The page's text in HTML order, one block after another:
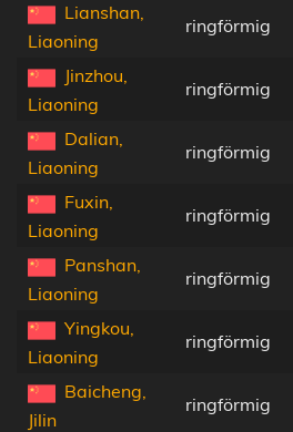
Lianshan,
Liaoning
ringförmig
Jinzhou,
Liaoning
ringförmig
Dalian,
Liaoning
ringförmig
Fuxin,
Liaoning
ringförmig
Panshan,
Liaoning
ringförmig
Yingkou,
Liaoning
ringförmig
Baicheng,
Jilin
ringförmig